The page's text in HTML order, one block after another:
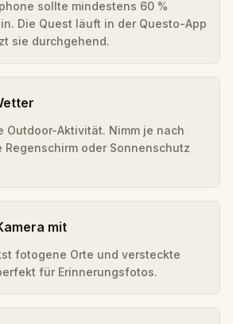
sollte mindestens 60 %
Die Quest läuft in der Questo-App
sie durchgehend.
Outdoor-Aktivität. Nimm je nach
Regenschirm oder Sonnenschutz
mit
fotogene Orte und versteckte
für Erinnerungsfotos.